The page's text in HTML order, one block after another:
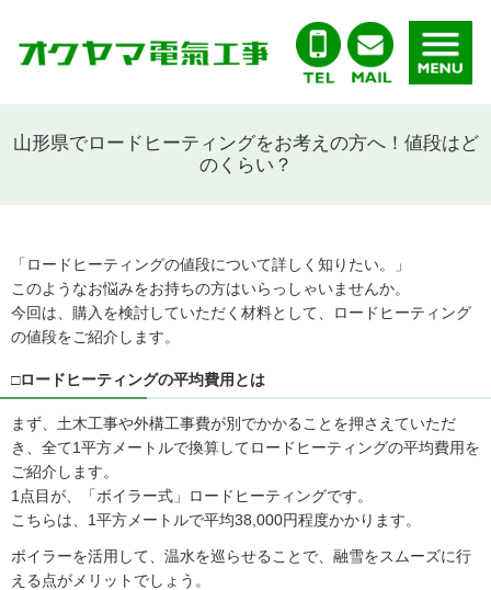
山形県でロードヒーティングをお考えの方へ！値段はど
のくらい？
「ロードヒーティングの値段について詳しく知りたい。」
このようなお悩みをお持ちの方はいらっしゃいませんか。
今回は、購入を検討していただく材料として、ロードヒーティング
の値段をご紹介します。
□ロードヒーティングの平均費用とは
まず、土木工事や外構工事費が別でかかることを押さえていただ
き、全て1平方メートルで換算してロードヒーティングの平均費用を
ご紹介します。
1点目が、「ボイラー式」ロードヒーティングです。
こちらは、1平方メートルで平均38,000円程度かかります。
ボイラーを活用して、温水を巡らせることで、融雪をスムーズに行
える点がメリットでしょう。